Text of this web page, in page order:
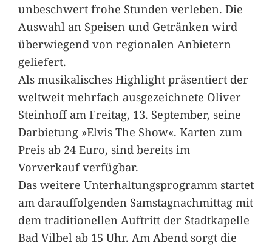
unbeschwert frohe Stunden verleben. Die
Auswahl an Speisen und Getränken wird
überwiegend von regionalen Anbietern
geliefert.
Als musikalisches Highlight präsentiert der
weltweit mehrfach ausgezeichnete Oliver
Steinhoff am Freitag, 13. September, seine
Darbietung »Elvis The Show«. Karten zum
Preis ab 24 Euro, sind bereits im
Vorverkauf verfügbar.
Das weitere Unterhaltungsprogramm startet
am darauffolgenden Samstagnachmittag mit
dem traditionellen Auftritt der Stadtkapelle
Bad Vilbel ab 15 Uhr. Am Abend sorgt die